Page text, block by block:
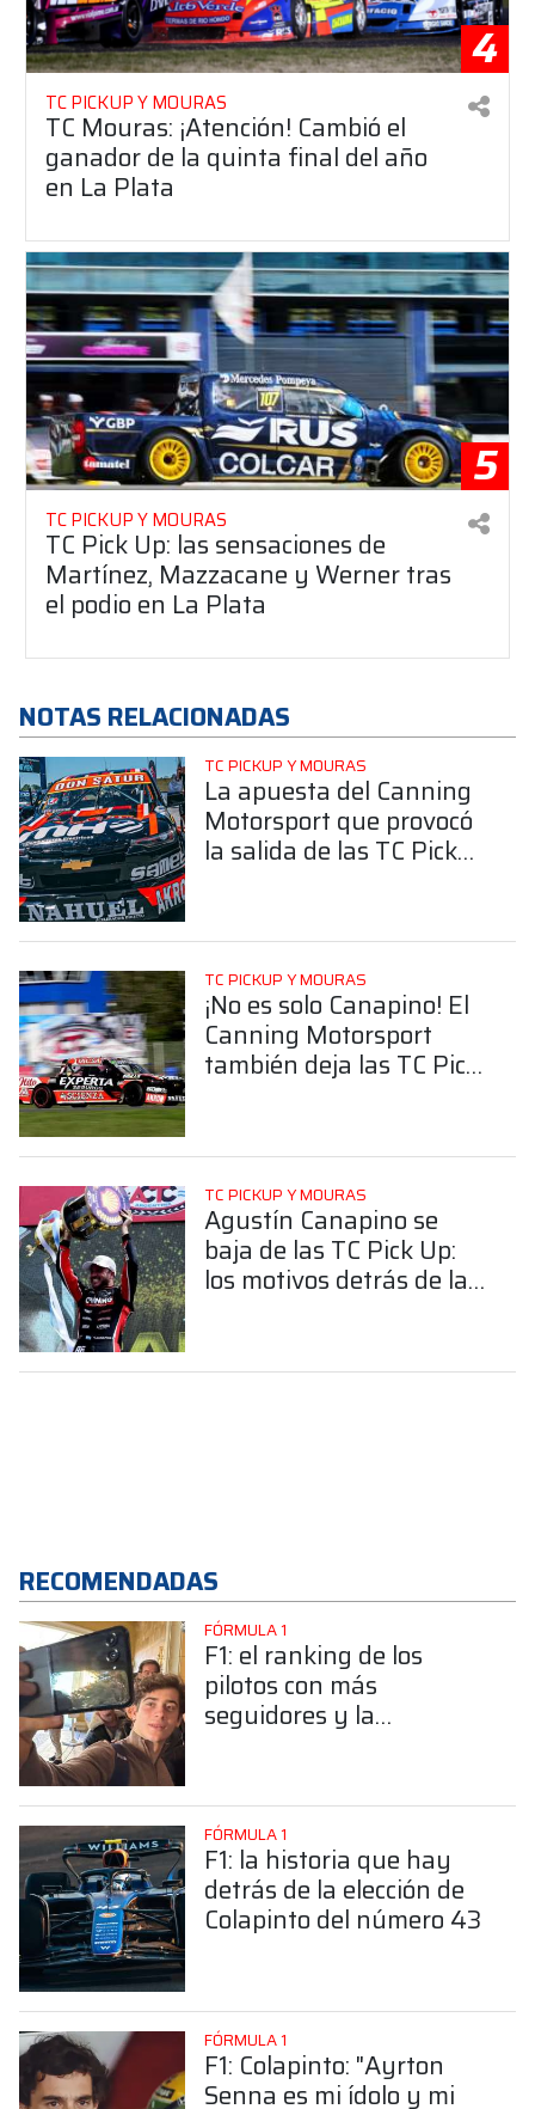
4
TC PICKUP Y MOURAS
TC Mouras: ¡Atención! Cambió el
ganador de la quinta final del año
en La Plata
5
TC PICKUP Y MOURAS
TC Pick Up: las sensaciones de
Martínez, Mazzacane y Werner tras
el podio en La Plata
NOTAS RELACIONADAS
TC PICKUP Y MOURAS
La apuesta del Canning
Motorsport que provocó
la salida de las TC Pick
TC PICKUP Y MOURAS
¡No es solo Canapino! El
Canning Motorsport
también deja las TC Pick
TC PICKUP Y MOURAS
Agustín Canapino se
baja de las TC Pick Up:
los motivos detrás de la
RECOMENDADAS
FÓRMULA 1
F1: el ranking de los
pilotos con más
seguidores y la
FÓRMULA 1
F1: la historia que hay
detrás de la elección de
Colapinto del número 43
FÓRMULA 1
F1: Colapinto: "Ayrton
Senna es mi ídolo y mi